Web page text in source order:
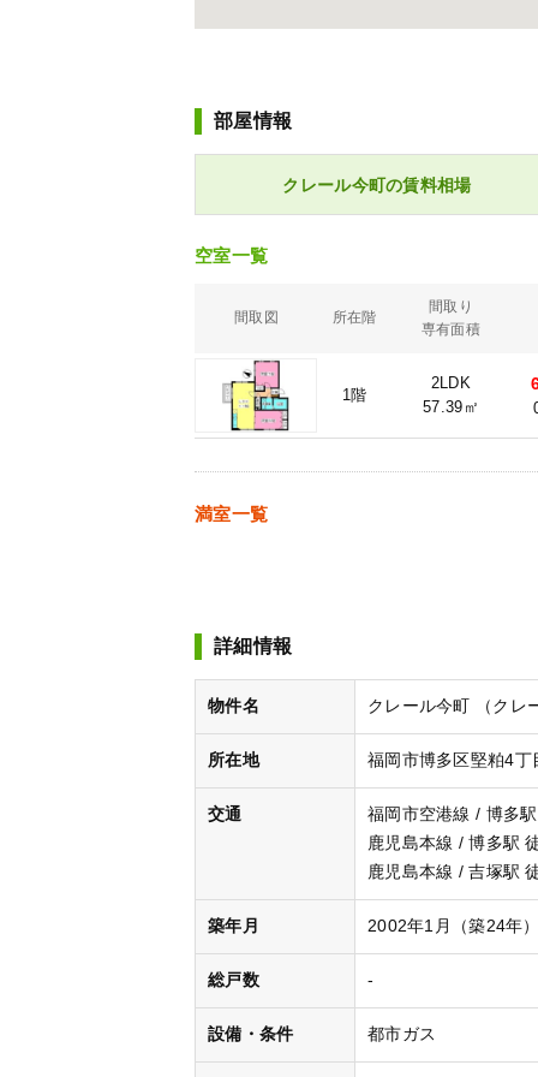
部屋情報
クレール今町の賃料相場
空室一覧
間取図 所在階
間取り
専有面積
1階
2LDK
57.39㎡
満室一覧
詳細情報
物件名 クレール今町 （クレ
所在地 福岡市博多区堅粕4丁
交通
福岡市空港線 / 博多
鹿児島本線 / 博多駅
鹿児島本線 / 吉塚駅
築年月 2002年1月（築24年
総戸数 -
設備・条件 都市ガス